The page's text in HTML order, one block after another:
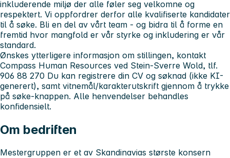
inkluderende miljø der alle føler seg velkomne og
respektert. Vi oppfordrer derfor alle kvalifiserte kandidater
til å søke. Bli en del av vårt team - og bidra til å forme en
fremtid hvor mangfold er vår styrke og inkludering er vår
standard.
Ønskes ytterligere informasjon om stillingen, kontakt
Compass Human Resources ved Stein-Sverre Wold, tlf.
906 88 270 Du kan registrere din CV og søknad (ikke KI-
generert), samt vitnemål/karakterutskrift gjennom å trykke
på søke-knappen. Alle henvendelser behandles
konfidensielt.
Om bedriften
Mestergruppen er et av Skandinavias største konsern